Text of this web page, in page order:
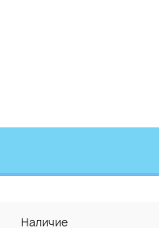
Наличие